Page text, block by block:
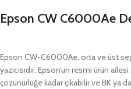
Epson CW C6000Ae
Epson CW-C6000Ae, orta ve üst
yazıcısıdır. Epson’un resmi ürün
çözünürlüğe kadar çıkabilir ve BK ya